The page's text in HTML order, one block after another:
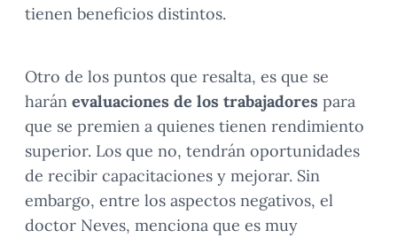
tienen beneficios distintos.
Otro de los puntos que resalta, es que se
harán evaluaciones de los trabajadores para
que se premien a quienes tienen rendimiento
superior. Los que no, tendrán oportunidades
de recibir capacitaciones y mejorar. Sin
embargo, entre los aspectos negativos, el
doctor Neves, menciona que es muy